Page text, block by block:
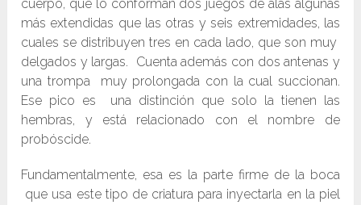
cuerpo, que lo conforman dos juegos de alas algunas
más extendidas que las otras y seis extremidades, las
cuales se distribuyen tres en cada lado, que son muy
delgados y largas. Cuenta además con dos antenas y
una trompa muy prolongada con la cual succionan.
Ese pico es una distinción que solo la tienen las
hembras, y está relacionado con el nombre de
probóscide.
Fundamentalmente, esa es la parte firme de la boca
que usa este tipo de criatura para inyectarla en la piel